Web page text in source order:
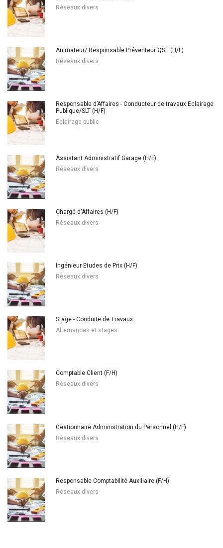
Réseaux divers
Animateur/ Responsable Préventeur QSE (H/F)
Réseaux divers
Responsable d’Affaires - Conducteur de travaux Eclairage
Publique/SLT (H/F)
Eclairage public
Assistant Administratif Garage (H/F)
Réseaux divers
Chargé d'Affaires (H/F)
Réseaux divers
Ingénieur Etudes de Prix (H/F)
Réseaux divers
Stage - Conduite de Travaux
Alternances et stages
Comptable Client (F/H)
Réseaux divers
Gestionnaire Administration du Personnel (H/F)
Réseaux divers
Responsable Comptabilité Auxiliaire (F/H)
Réseaux divers